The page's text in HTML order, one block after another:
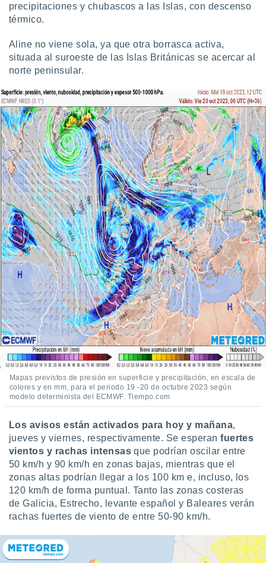
acceder a
web a
únicos
similares
como
este sitio
IP
de
posible
traten tus
en
interés
a lo que
Para
su
u
datos
momento
en
en
de
un
o acceder
perfiles
precipitaciones y chubascos a las Islas, con descenso
térmico.
Aline no viene sola, ya que otra borrasca activa,
situada al suroeste de las Islas Británicas se acercar al
norte peninsular.
Mapas previstos de presión en superficie y precipitación, en escala de
colores y en mm, para el periodo 19 -20 de octubre 2023 según
modelo determinista del ECMWF. Tiempo.com
Los avisos están activados para hoy y mañana,
jueves y viernes, respectivamente. Se esperanfuertes
vientos y rachas intensas que podrían oscilar entre
50 km/h y 90 km/h en zonas bajas, mientras que el
zonas altas podrían llegar a los 100 km e, incluso, los
120 km/h de forma puntual. Tanto las zonas costeras
de Galicia, Estrecho, levante español y Baleares verán
rachas fuertes de viento de entre 50-90 km/h.